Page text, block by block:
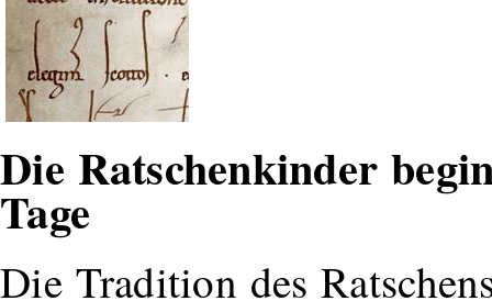
Die Ratschenkinder
Tage
Die Tradition des